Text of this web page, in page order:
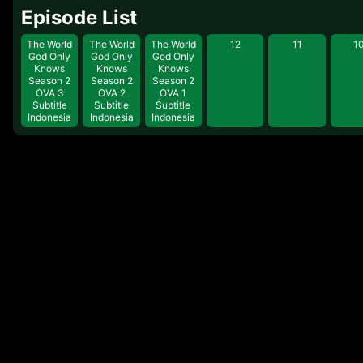
Episode List
The World
God Only
Knows
Season 2
OVA 3
Subtitle
Indonesia
The World
God Only
Knows
Season 2
OVA 2
Subtitle
Indonesia
The World
God Only
Knows
Season 2
OVA 1
Subtitle
Indonesia
12 11 10